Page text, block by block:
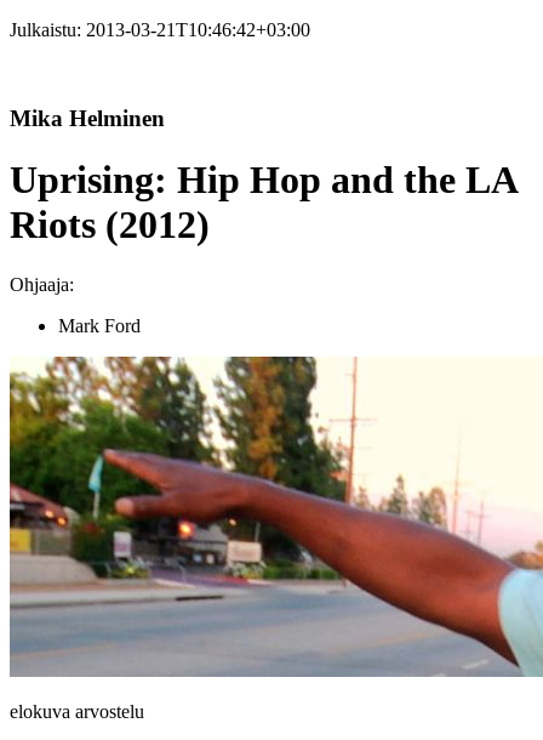
Julkaistu: 2013-03-21T10:46:42+03:00
Mika Helminen
Uprising: Hip Hop and the LA
Riots (2012)
Ohjaaja:
Mark Ford
elokuva arvostelu